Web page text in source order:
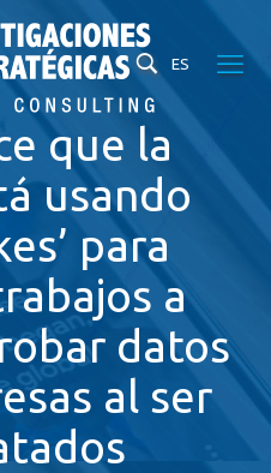
ES
que la
usando
para
a
datos
al ser